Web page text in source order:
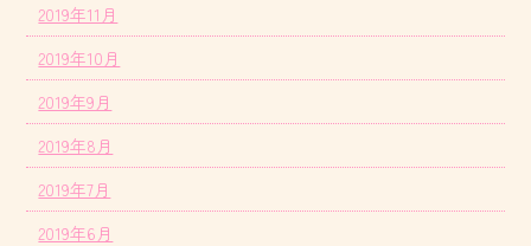
2019年11月
2019年10月
2019年9月
2019年8月
2019年7月
2019年6月